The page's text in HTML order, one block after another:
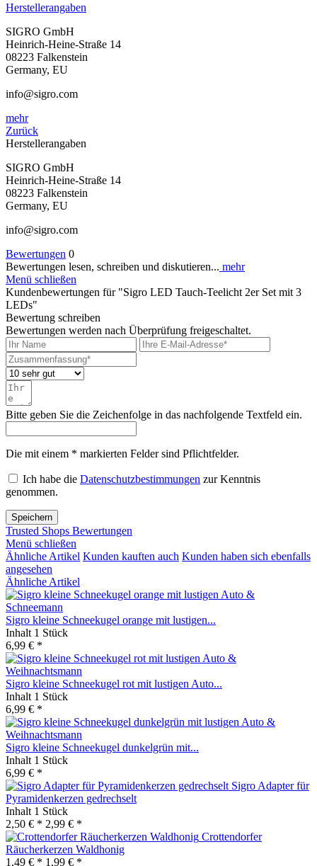
Herstellerangaben
SIGRO GmbH
Heinrich-Heine-Straße 14
08223 Falkenstein
Germany, EU
info@sigro.com
mehr
Zurück
Herstellerangaben
SIGRO GmbH
Heinrich-Heine-Straße 14
08223 Falkenstein
Germany, EU
info@sigro.com
Bewertungen 0
Bewertungen lesen, schreiben und diskutieren... mehr
Menü schließen
Kundenbewertungen für "Sigro LED Tauch-Teelicht 2er Set mit 3
LEDs"
Bewertung schreiben
Bewertungen werden nach Überprüfung freigeschaltet.
Bitte geben Sie die Zeichenfolge in das nachfolgende Textfeld ein.
Die mit einem * markierten Felder sind Pflichtfelder.
Ich habe die Datenschutzbestimmungen zur Kenntnis
genommen.
Speichern
Trusted Shops Bewertungen
Menü schließen
Ähnliche Artikel Kunden kauften auch Kunden haben sich ebenfalls
angesehen
Ähnliche Artikel
Sigro kleine Schneekugel orange mit lustigen...
Inhalt 1 Stück
6,99 € *
Sigro kleine Schneekugel rot mit lustigen Auto...
Inhalt 1 Stück
6,99 € *
Sigro kleine Schneekugel dunkelgrün mit...
Inhalt 1 Stück
6,99 € *
Sigro Adapter für
Pyramidenkerzen gedrechselt
Inhalt 1 Stück
2,50 € * 2,99 € *
Crottendorfer
Räucherkerzen Waldhonig
1,49 € * 1,99 € *